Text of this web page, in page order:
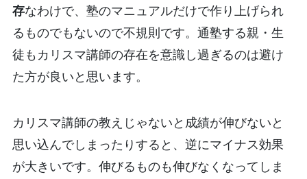
存なわけで、塾のマニュアルだけで作り上げられ
るものでもないので不規則です。通塾する親・生
徒もカリスマ講師の存在を意識し過ぎるのは避け
た方が良いと思います。
カリスマ講師の教えじゃないと成績が伸びないと
思い込んでしまったりすると、逆にマイナス効果
が大きいです。伸びるものも伸びなくなってしま